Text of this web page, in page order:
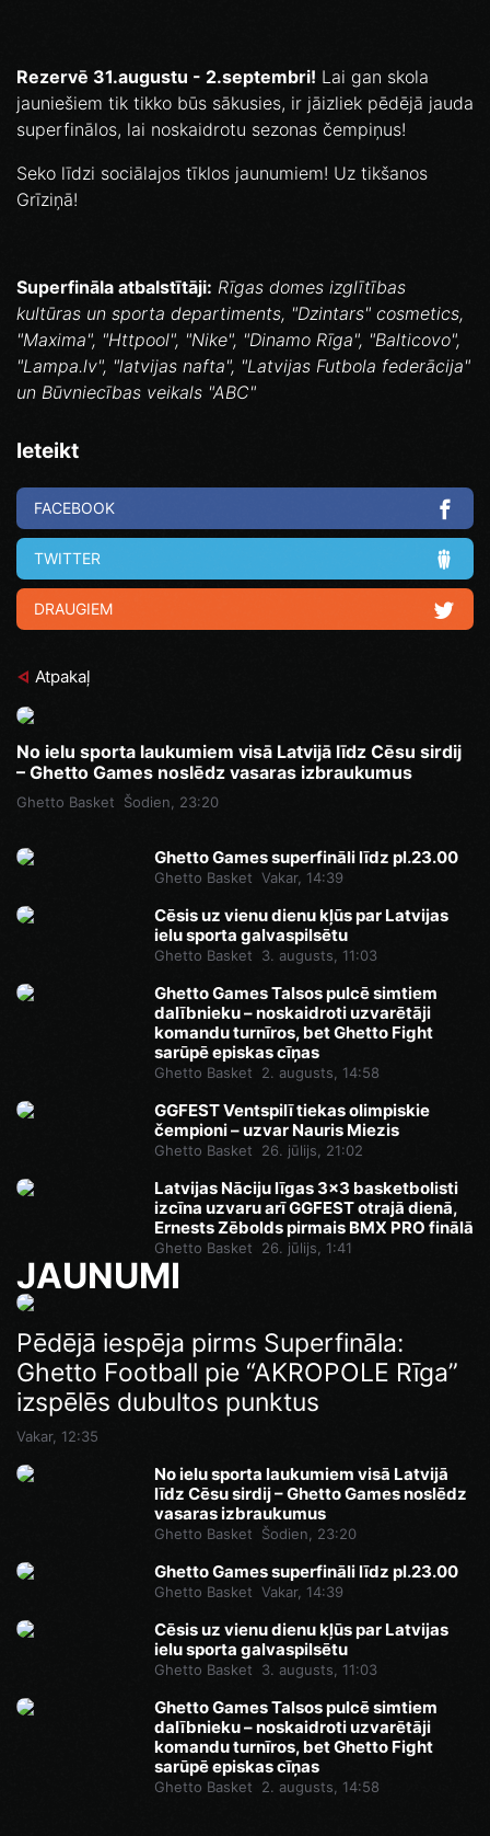
Rezervē 31.augustu - 2.septembri! Lai gan skola
jauniešiem tik tikko būs sākusies, ir jāizliek pēdējā jauda
superfinālos, lai noskaidrotu sezonas čempiņus!
Seko līdzi sociālajos tīklos jaunumiem! Uz tikšanos
Grīziņā!
Superfināla atbalstītāji: Rīgas domes izglītības
kultūras un sporta departiments, "Dzintars" cosmetics,
"Maxima", "Httpool", "Nike", "Dinamo Rīga", "Balticovo",
"Lampa.lv", "latvijas nafta", "Latvijas Futbola federācija"
un Būvniecības veikals "ABC"
Ieteikt
FACEBOOK
TWITTER
DRAUGIEM
Atpakaļ
No ielu sporta laukumiem visā Latvijā līdz Cēsu sirdij
– Ghetto Games noslēdz vasaras izbraukumus
Ghetto Basket Šodien, 23:20
Ghetto Games superfināli līdz pl.23.00
Ghetto Basket Vakar, 14:39
Cēsis uz vienu dienu kļūs par Latvijas
ielu sporta galvaspilsētu
Ghetto Basket 3. augusts, 11:03
Ghetto Games Talsos pulcē simtiem
dalībnieku – noskaidroti uzvarētāji
komandu turnīros, bet Ghetto Fight
sarūpē episkas cīņas
Ghetto Basket 2. augusts, 14:58
GGFEST Ventspilī tiekas olimpiskie
čempioni – uzvar Nauris Miezis
Ghetto Basket 26. jūlijs, 21:02
Latvijas Nāciju līgas 3x3 basketbolisti
izcīna uzvaru arī GGFEST otrajā dienā,
Ernests Zēbolds pirmais BMX PRO finālā
Ghetto Basket 26. jūlijs, 1:41
JAUNUMI
Ghetto Games superfināli līdz pl.23.00
Vakar, 14:46
Pēdējā iespēja pirms Superfināla:
Ghetto Football pie “AKROPOLE Rīga”
izspēlēs dubultos punktus
Vakar, 12:35
No ielu sporta laukumiem visā Latvijā
līdz Cēsu sirdij – Ghetto Games noslēdz
vasaras izbraukumus
Ghetto Basket Šodien, 23:20
Ghetto Games superfināli līdz pl.23.00
Ghetto Basket Vakar, 14:39
Cēsis uz vienu dienu kļūs par Latvijas
ielu sporta galvaspilsētu
Ghetto Basket 3. augusts, 11:03
Ghetto Games Talsos pulcē simtiem
dalībnieku – noskaidroti uzvarētāji
komandu turnīros, bet Ghetto Fight
sarūpē episkas cīņas
Ghetto Basket 2. augusts, 14:58